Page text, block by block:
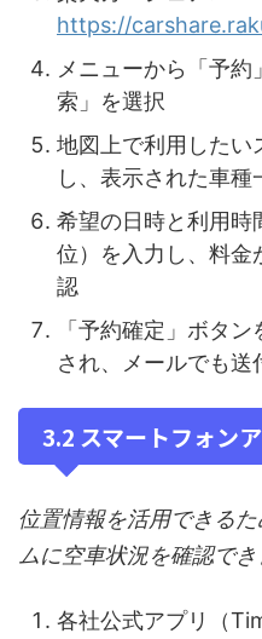
https://
メニューから「予
索」を選択
地図上で利用したい
し、表示された車種
希望の日時と利用時
位）を入力し、料金
認
「予約確定」ボタ
され、メールでも送
3.2 スマートフォン
位置情報を活用できる
ムに空車状況を確認でき
各社公式アプリ（